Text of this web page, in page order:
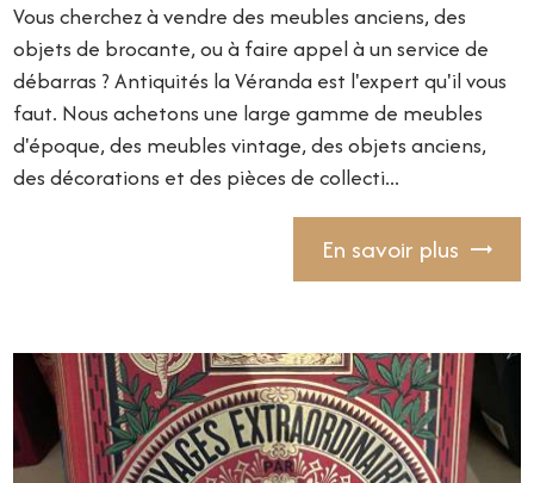
Vous cherchez à vendre des meubles anciens, des
objets de brocante, ou à faire appel à un service de
débarras ? Antiquités la Véranda est l'expert qu'il vous
faut. Nous achetons une large gamme de meubles
d'époque, des meubles vintage, des objets anciens,
des décorations et des pièces de collecti...
En savoir plus